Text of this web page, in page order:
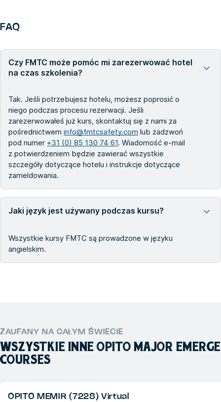
FAQ
Czy FMTC może pomóc mi zarezerwować hotel
na czas szkolenia?
Tak. Jeśli potrzebujesz hotelu, możesz poprosić o
niego podczas procesu rezerwacji. Jeśli
zarezerwowałeś już kurs, skontaktuj się z nami za
pośrednictwem info@fmtcsafety.com lub zadzwoń
pod numer +31 (0) 85 130 74 61. Wiadomość e-mail
z potwierdzeniem będzie zawierać wszystkie
szczegóły dotyczące hotelu i instrukcje dotyczące
zameldowania.
Jaki język jest używany podczas kursu?
Wszystkie kursy FMTC są prowadzone w języku
angielskim.
ZAUFANY NA CAŁYM ŚWIECIE
WSZYSTKIE INNEOPITO MAJOR
COURSES
OPITO MEMIR (7228) Virtual